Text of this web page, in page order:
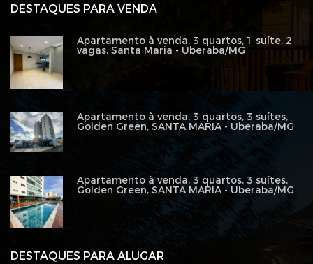
DESTAQUES PARA ALUGAR
DESTAQUES PARA VENDA
Apartamento à venda, 3 quartos, 1 suíte, 2
vagas, Santa Maria - Uberaba/MG
Apartamento à venda, 3 quartos, 3 suítes,
Golden Green, SANTA MARIA - Uberaba/MG
Apartamento à venda, 3 quartos, 3 suítes,
Golden Green, SANTA MARIA - Uberaba/MG